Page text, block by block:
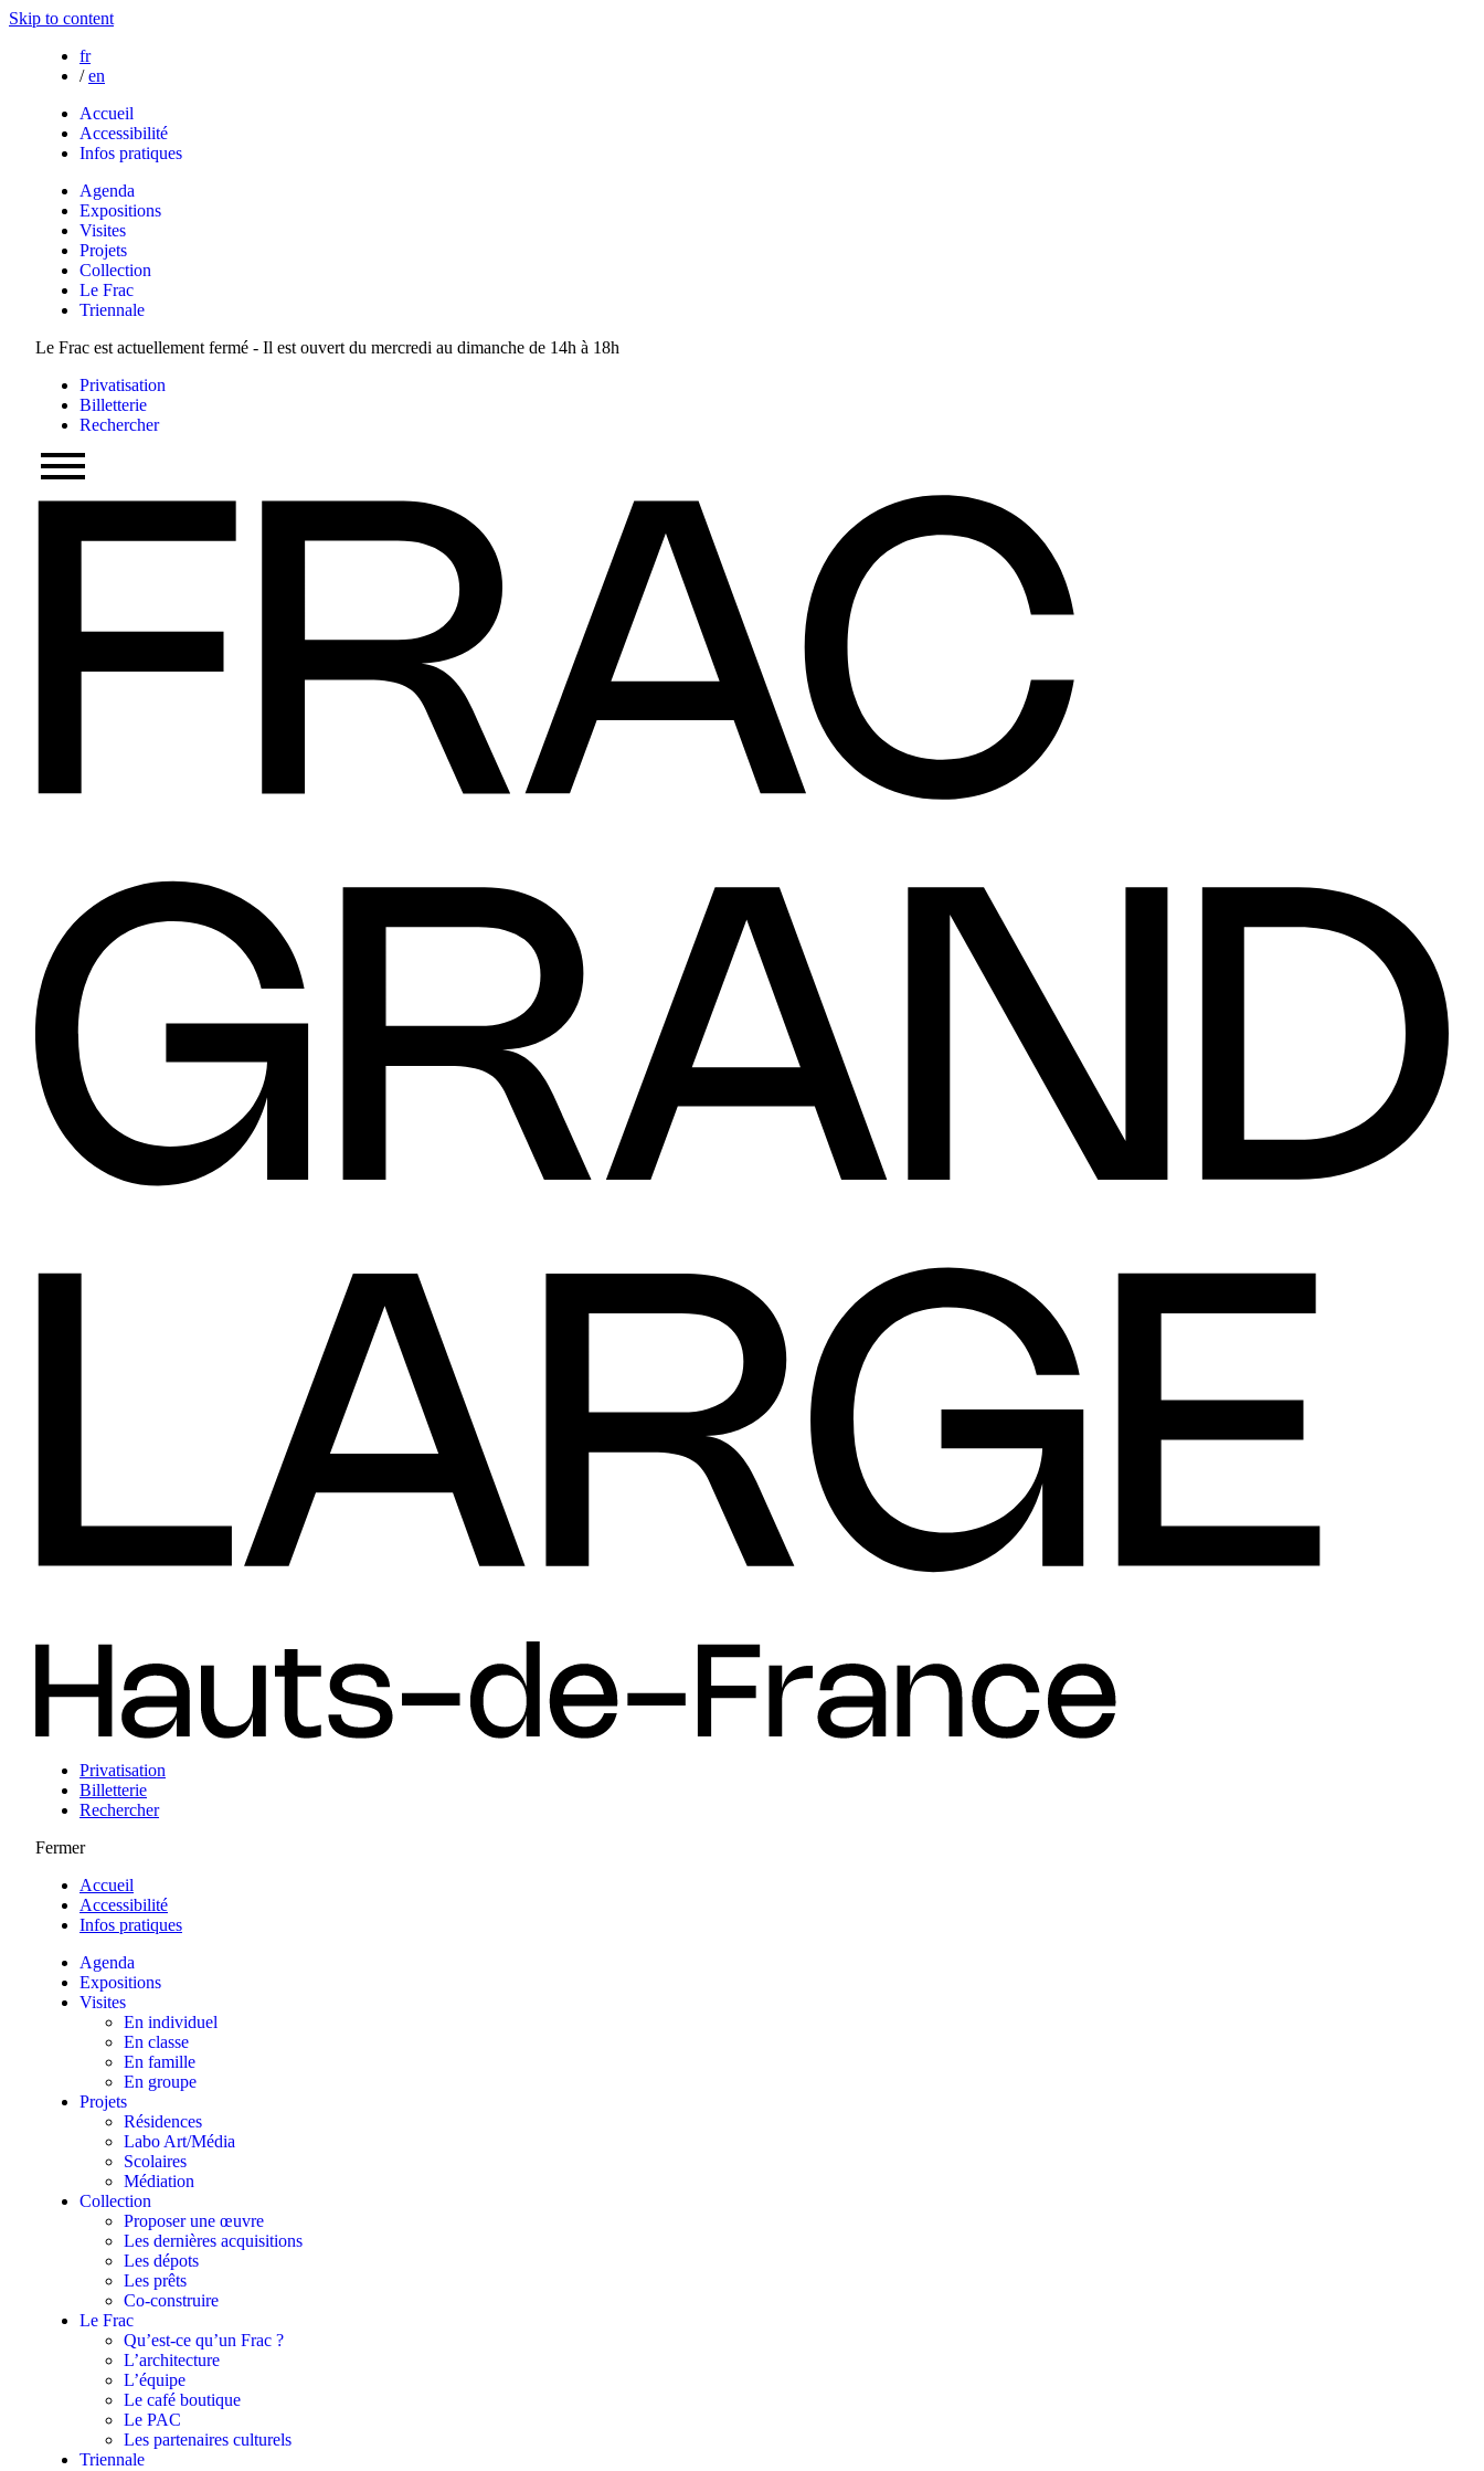
Skip to content
fr
/ en
Accueil
Accessibilité
Infos pratiques
Agenda
Expositions
Visites
Projets
Collection
Le Frac
Triennale
Le Frac est actuellement fermé - Il est ouvert du mercredi au dimanche de 14h à 18h
Privatisation
Billetterie
Rechercher
Privatisation
Billetterie
Rechercher
Fermer
Accueil
Accessibilité
Infos pratiques
Agenda
Expositions
Visites
En individuel
En classe
En famille
En groupe
Projets
Résidences
Labo Art/Média
Scolaires
Médiation
Collection
Proposer une œuvre
Les dernières acquisitions
Les dépots
Les prêts
Co-construire
Le Frac
Qu’est-ce qu’un Frac ?
L’architecture
L’équipe
Le café boutique
Le PAC
Les partenaires culturels
Triennale